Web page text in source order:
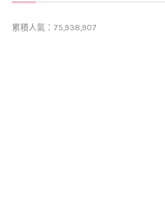
累積人氣：75,938,907